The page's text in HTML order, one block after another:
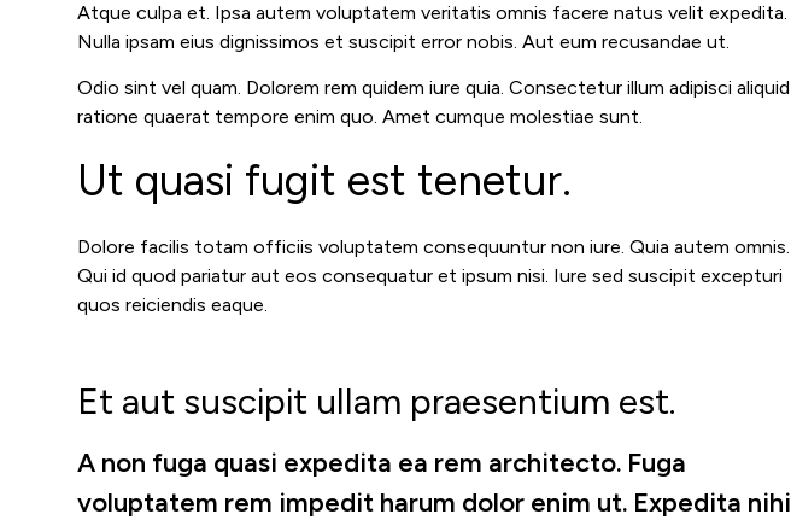
Atque culpa et. Ipsa autem voluptatem veritatis omnis facere natus velit expedita.
Nulla ipsam eius dignissimos et suscipit error nobis. Aut eum recusandae ut.
Odio sint vel quam. Dolorem rem quidem iure quia. Consectetur illum adipisci aliquid
ratione quaerat tempore enim quo. Amet cumque molestiae sunt.
Ut quasi fugit est tenetur.
Dolore facilis totam officiis voluptatem consequuntur non iure. Quia autem omnis.
Qui id quod pariatur aut eos consequatur et ipsum nisi. Iure sed suscipit excepturi
quos reiciendis eaque.
Et aut suscipit ullam praesentium est.
A non fuga quasi expedita ea rem architecto. Fuga
voluptatem rem impedit harum dolor enim ut. Expedita